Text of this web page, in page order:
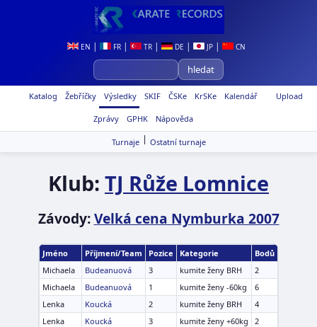
EN | FR | TR | DE | JP | CN
Upload
Katalog Žebříčky Výsledky SKIF ČSKe KrSKe Kalendář
Zprávy GPHK Nápověda
Turnaje | Ostatní turnaje
Klub: TJ Růže Lomnice
Závody:Velká cena Nymburka 2007
Jméno Příjmení/Team Pozice Kategorie
Bodů
Michaela
Budeanuová 3 kumite ženy BRH
2
Michaela
Budeanuová 1 kumite ženy -60kg
6
Lenka
Koucká 2 kumite ženy BRH
4
Lenka
Koucká 3 kumite ženy +60kg
2